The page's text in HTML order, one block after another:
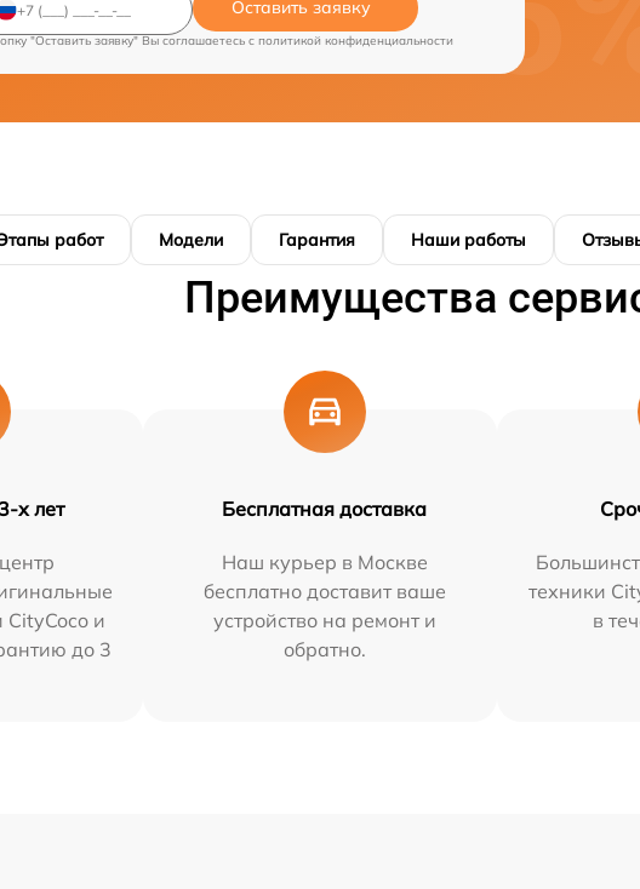
Оставить заявку
"Оставить заявку" Вы соглашаетесь c политикой конфиденциальности
работ Модели Гарантия Наши работы
Преимущества
х лет
CityCoco и
до 3
Бесплатная доставка
Наш курьер в Москве
бесплатно доставит ваше
устройство на ремонт и
обратно.
техники
в